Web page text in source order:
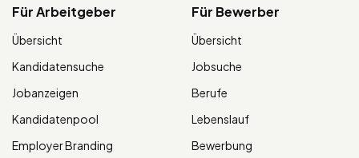
Für Arbeitgeber
Übersicht
Kandidatensuche
Jobanzeigen
Kandidatenpool
Employer Branding
Für Bewerber
Übersicht
Jobsuche
Berufe
Lebenslauf
Bewerbung